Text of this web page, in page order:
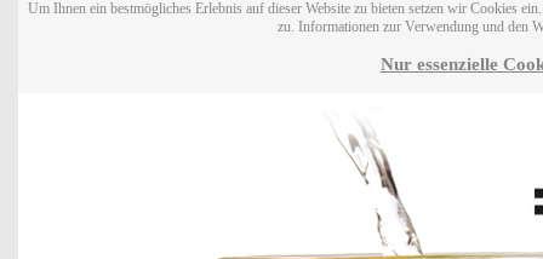
Um Ihnen ein bestmögliches Erlebnis auf dieser Website zu bieten setzen wir Cookies
zu. Informationen zur Verwendung und den
Nur essenzielle